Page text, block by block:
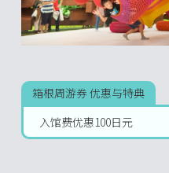
箱根周游券 优惠与特典
入馆费优惠100日元